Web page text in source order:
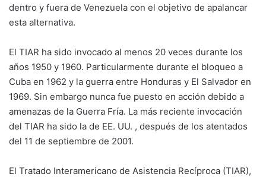
dentro y fuera de Venezuela con el objetivo de apalancar
esta alternativa.
El TIAR ha sido invocado al menos 20 veces durante los
años 1950 y 1960. Particularmente durante el bloqueo a
Cuba en 1962 y la guerra entre Honduras y El Salvador en
1969. Sin embargo nunca fue puesto en acción debido a
amenazas de la Guerra Fría. La más reciente invocación
del TIAR ha sido la de EE. UU. , después de los atentados
del 11 de septiembre de 2001.
El Tratado Interamericano de Asistencia Recíproca (TIAR),